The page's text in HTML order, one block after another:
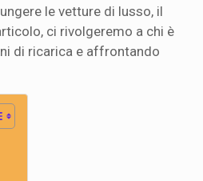
le vetture di lusso, il
ci rivolgeremo a chi è
di ricarica e affrontando